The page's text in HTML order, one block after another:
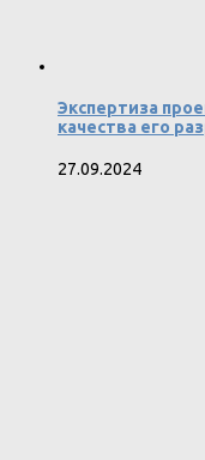
Экспертиза
качества его
27.09.2024